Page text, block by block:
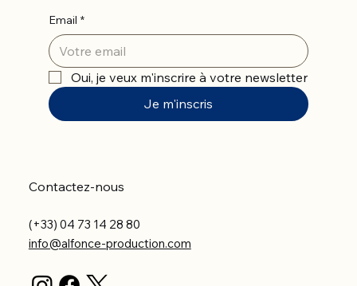
Email *
Oui, je veux m'inscrire à votre newsletter
Je m'inscris
Contactez-nous
(+33) 04 73 14 28 80
info@alfonce-production.com